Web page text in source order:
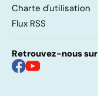
Charte d'utilisation
Flux RSS
Retrouvez-nous sur